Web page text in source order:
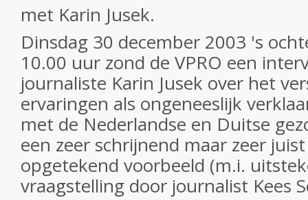
met Karin Jusek.
Dinsdag 30 december 2003 's
10.00 uur zond de VPRO een
journaliste Karin Jusek over het
ervaringen als ongeneeslijk
met de Nederlandse en Duitse
een zeer schrijnend maar zeer
opgetekend voorbeeld (m.i.
vraagstelling door journalist Kees